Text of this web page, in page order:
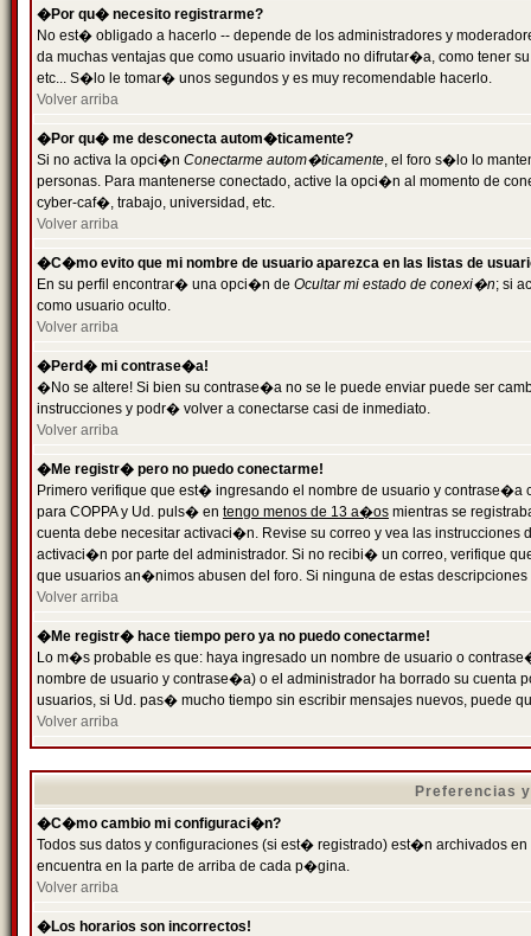
�Por qu� necesito registrarme?
No est� obligado a hacerlo -- depende de los administradores y
da muchas ventajas que como usuario invitado no difrutar�a, como tener
etc... S�lo le tomar� unos segundos y es muy recomendable hacerlo.
Volver arriba
�Por qu� me desconecta autom�ticamente?
Si no activa la opci�n Conectarme autom�ticamente, el foro s�lo lo
personas. Para mantenerse conectado, active la opci�n al momento de
cyber-caf�, trabajo, universidad, etc.
Volver arriba
�C�mo evito que mi nombre de usuario aparezca en las listas de
En su perfil encontrar� una opci�n de Ocultar mi estado de conexi�n; si
como usuario oculto.
Volver arriba
�Perd� mi contrase�a!
�No se altere! Si bien su contrase�a no se le puede enviar puede ser
instrucciones y podr� volver a conectarse casi de inmediato.
Volver arriba
�Me registr� pero no puedo conectarme!
Primero verifique que est� ingresando el nombre de usuario y
para COPPA y Ud. puls� en tengo menos de 13 a�os mientras se
cuenta debe necesitar activaci�n. Revise su correo y vea las
activaci�n por parte del administrador. Si no recibi� un correo, verifique
que usuarios an�nimos abusen del foro. Si ninguna de estas
Volver arriba
�Me registr� hace tiempo pero ya no puedo conectarme!
Lo m�s probable es que: haya ingresado un nombre de usuario o
nombre de usuario y contrase�a) o el administrador ha borrado su
usuarios, si Ud. pas� mucho tiempo sin escribir mensajes nuevos, puede
Volver arriba
Preferencias
�C�mo cambio mi configuraci�n?
Todos sus datos y configuraciones (si est� registrado) est�n archivados
encuentra en la parte de arriba de cada p�gina.
Volver arriba
�Los horarios son incorrectos!